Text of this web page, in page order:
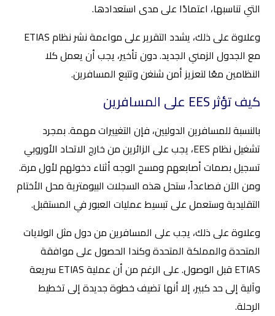
التي تناسبها، اعتمادًا على مدى استعدادها.
وعلاوة على ذلك، يشدد التقرير على مواءمة نشر نظام ETIAS
مع الجدول الزمني الجديد. دون تأخير، يجب أن يعمل كلا
النظامين معًا لتعزيز أمن شنغن وتتبع المسافرين.
كيف تؤثر EES على المسافرين
بالنسبة للمسافرين الدوليين، فإن التغييرات مهمة. بمجرد
تشغيل نظام EES، يجب على الزائرين من خارج الاتحاد الأوروبي
تسجيل بصمات أصابعهم ومسح الوجه أثناء دخولهم لأول مرة.
ومن الآن فصاعداً، ستحل هذه السجلات البيومترية محل الأختام
التقليدية وستعمل على تبسيط عمليات العبور في المستقبل.
وعلاوة على ذلك، يجب على المسافرين من دول مثل الولايات
المتحدة والمملكة المتحدة وكندا الحصول على موافقة
ETIAS قبل الوصول. على الرغم من أن عملية ETIAS سريعة
وآلية إلى حد كبير، إلا أنها تضيف خطوة جديدة إلى تخطيط
الرحلة.